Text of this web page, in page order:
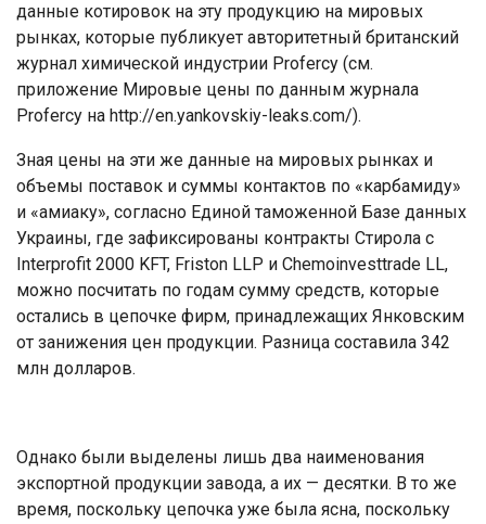
данные котировок на эту продукцию на мировых
рынках, которые публикует авторитетный британский
журнал химической индустрии Profercy (см.
приложение Мировые цены по данным журнала
Profercy на http://en.yankovskiy-leaks.com/).
Зная цены на эти же данные на мировых рынках и
объемы поставок и суммы контактов по «карбамиду»
и «амиаку», согласно Единой таможенной Базе данных
Украины, где зафиксированы контракты Стирола с
Interprofit 2000 KFT, Friston LLP и Chemoinvesttrade LL,
можно посчитать по годам сумму средств, которые
остались в цепочке фирм, принадлежащих Янковским
от занижения цен продукции. Разница составила 342
млн долларов.
Однако были выделены лишь два наименования
экспортной продукции завода, а их — десятки. В то же
время, поскольку цепочка уже была ясна, поскольку